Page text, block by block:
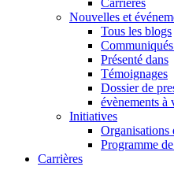
Carrières
Nouvelles et
Tous les blogs
Présenté dans
Témoignages
Dossier de
évènements à
Initiatives
Organisations
Programme
Carrières